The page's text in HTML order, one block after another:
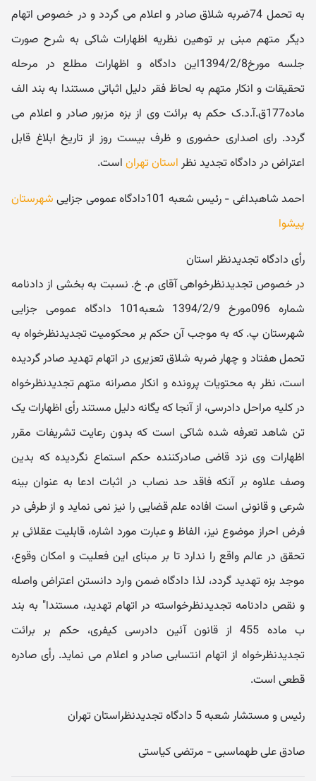
به تحمل 74ضربه شلاق صادر و اعلام می گردد و در خصوص اتهام
دیگر متهم مبنی بر توهین نظریه اظهارات شاکی به شرح صورت
جلسه مورخ1394/2/8این دادگاه و اظهارات مطلع در مرحله
تحقیقات و انکار متهم به لحاظ فقر دلیل اثباتی مستندا به بند الف
ماده177ق.آ.د.ک حکم به برائت وی از بزه مزبور صادر و اعلام می
گردد. رای اصداری حضوری و ظرف بیست روز از تاریخ ابلاغ قابل
اعتراض در دادگاه تجدید نظر استان تهران است.
احمد شاهبداغی - رئیس شعبه 101دادگاه عمومی جزایی
شهرستان
پیشوا
رأی دادگاه تجدیدنظر استان
در خصوص تجدیدنظرخواهی آقای م. خ. نسبت به بخشی از دادنامه
شماره 096مورخ 1394/2/9 شعبه101 دادگاه عمومی جزایی
شهرستان پ. که به موجب آن حکم بر محکومیت تجدیدنظرخواه به
تحمل هفتاد و چهار ضربه شلاق تعزیری در اتهام تهدید صادر گردیده
است، نظر به محتویات پرونده و انکار مصرانه متهم تجدیدنظرخواه
در کلیه مراحل دادرسی، از آنجا که یگانه دلیل مستند رأی اظهارات یک
تن شاهد تعرفه شده شاکی است که بدون رعایت تشریفات مقرر
اظهارات وی نزد قاضی صادرکننده حکم استماع نگردیده که بدین
وصف علاوه بر آنکه فاقد حد نصاب در اثبات ادعا به عنوان بینه
شرعی و قانونی است افاده علم قضایی را نیز نمی نماید و از طرفی در
فرض احراز موضوع نیز، الفاظ و عبارت مورد اشاره، قابلیت عقلائی بر
تحقق در عالم واقع را ندارد تا بر مبنای این فعلیت و امکان وقوع،
موجد بزه تهدید گردد، لذا دادگاه ضمن وارد دانستن اعتراض واصله
و نقص دادنامه تجدیدنظرخواسته در اتهام تهدید، مستندا" به بند
ب ماده 455 از قانون آئین دادرسی کیفری، حکم بر برائت
تجدیدنظرخواه از اتهام انتسابی صادر و اعلام می نماید. رأی صادره
قطعی است.
رئیس و مستشار شعبه 5 دادگاه تجدیدنظراستان تهران
صادق علی طهماسبی - مرتضی کیاستی